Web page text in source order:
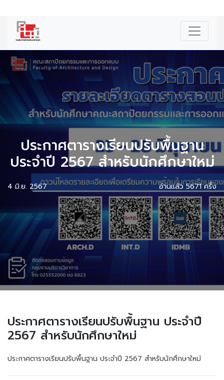
ประกาศตารางเรียนปรับพื้นฐาน
ประจำปี 2567 สำหรับนักศึกษาใหม่
4 มิ.ย. 2567 อ่านแล้ว 5671 ครั้ง
ประกาศตารางเรียนปรับพื้นฐาน ประจำปี
2567 สำหรับนักศึกษาใหม่
ประกาศตารางเรียนปรับพื้นฐาน ประจำปี 2567 สำหรับนักศึกษาใหม่